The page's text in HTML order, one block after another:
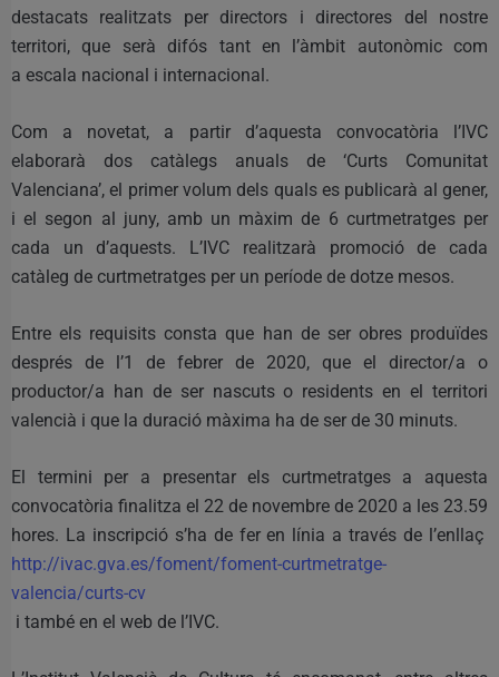
destacats realitzats per directors i directores del nostre
territori, que serà difós tant en l’àmbit autonòmic com
a escala nacional i internacional.
Com a novetat, a partir d’aquesta convocatòria l’IVC
elaborarà dos catàlegs anuals de ‘Curts Comunitat
Valenciana’, el primer volum dels quals es publicarà al gener,
i el segon al juny, amb un màxim de 6 curtmetratges per
cada un d’aquests. L’IVC realitzarà promoció de cada
catàleg de curtmetratges per un període de dotze mesos.
Entre els requisits consta que han de ser obres produïdes
després de l’1 de febrer de 2020, que el director/a o
productor/a han de ser nascuts o residents en el territori
valencià i que la duració màxima ha de ser de 30 minuts.
El termini per a presentar els curtmetratges a aquesta
convocatòria finalitza el 22 de novembre de 2020 a les 23.59
hores. La inscripció s’ha de fer en línia a través de l’enllaç
http://ivac.gva.es/foment/foment-curtmetratge-
valencia/curts-cv
i també en el web de l’IVC.